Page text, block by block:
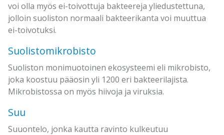
voi olla myös ei-toivottuja bakteereja yliedustettuna,
jolloin suoliston normaali bakteerikanta voi muuttua
ei-toivotuksi.
Suolistomikrobisto
Suoliston monimuotoinen ekosysteemi eli mikrobisto,
joka koostuu pääosin yli 1200 eri bakteerilajista.
Mikrobistossa on myös hiivoja ja viruksia.
Suu
Suuontelo, jonka kautta ravinto kulkeutuu